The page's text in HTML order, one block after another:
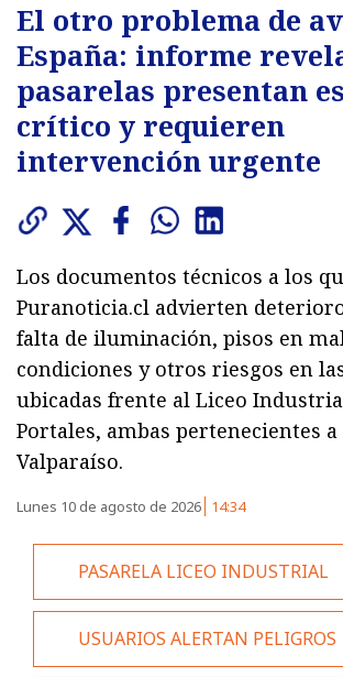
El otro problema de
España: informe
pasarelas presentan
crítico y requieren
intervención urgente
Los documentos técnicos a los
Puranoticia.cl advierten
falta de iluminación, pisos en
condiciones y otros riesgos en
ubicadas frente al Liceo
Portales, ambas pertenecientes
Valparaíso.
Lunes 10 de agosto de 2026 14:34
PASARELA LICEO INDUSTRIAL
USUARIOS ALERTAN PELIGROS